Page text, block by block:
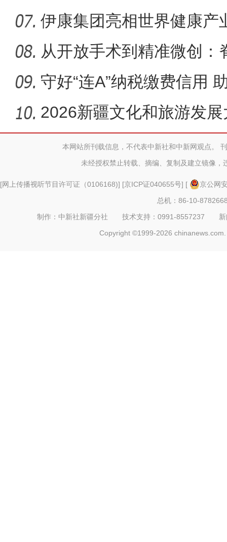
课后学
伊康集团亮相世界健康产
医药发展
从开放手术到精准微创：
性进步
守好“连A”纳税缴费信用
2026新疆文化和旅游发
本网站所刊载信息，不代表中新社和中新网观点。
未经授权禁止转载、摘编、复制及建立镜像，
[网上传播视听节目许可证（0106168)] [京ICP证040655号] [
京公网
总机：86-10-
制作：中新社新疆分社 技术支持：0991-8557237
Copyright ©1999-2026